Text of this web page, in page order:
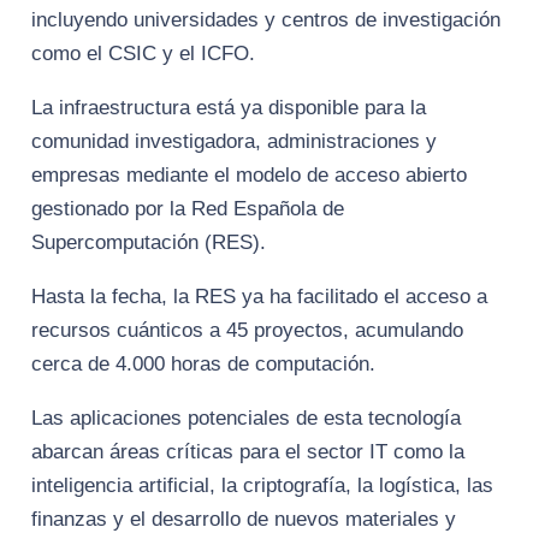
incluyendo universidades y centros de investigación
como el CSIC y el ICFO.
La infraestructura está ya disponible para la
comunidad investigadora, administraciones y
empresas mediante el modelo de acceso abierto
gestionado por la Red Española de
Supercomputación (RES).
Hasta la fecha, la RES ya ha facilitado el acceso a
recursos cuánticos a 45 proyectos, acumulando
cerca de 4.000 horas de computación.
Las aplicaciones potenciales de esta tecnología
abarcan áreas críticas para el sector IT como la
inteligencia artificial, la criptografía, la logística, las
finanzas y el desarrollo de nuevos materiales y